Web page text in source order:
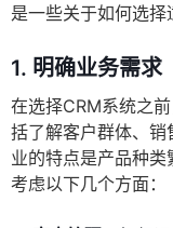
是一些关于如何选择
1. 明确业务需求
在选择CRM系统之
括了解客户群体、
业的特点是产品种
考虑以下几个方面：